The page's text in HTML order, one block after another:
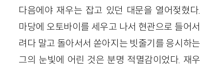
다음에야 재우는 잡고 있던 대문을 열어젖혔다.
마당에 오토바이를 세우고 나서 현관으로 들어서
려다 말고 돌아서서 쏟아지는 빗줄기를 응시하는
그의 눈빛에 어린 것은 분명 적멸감이었다. 재우